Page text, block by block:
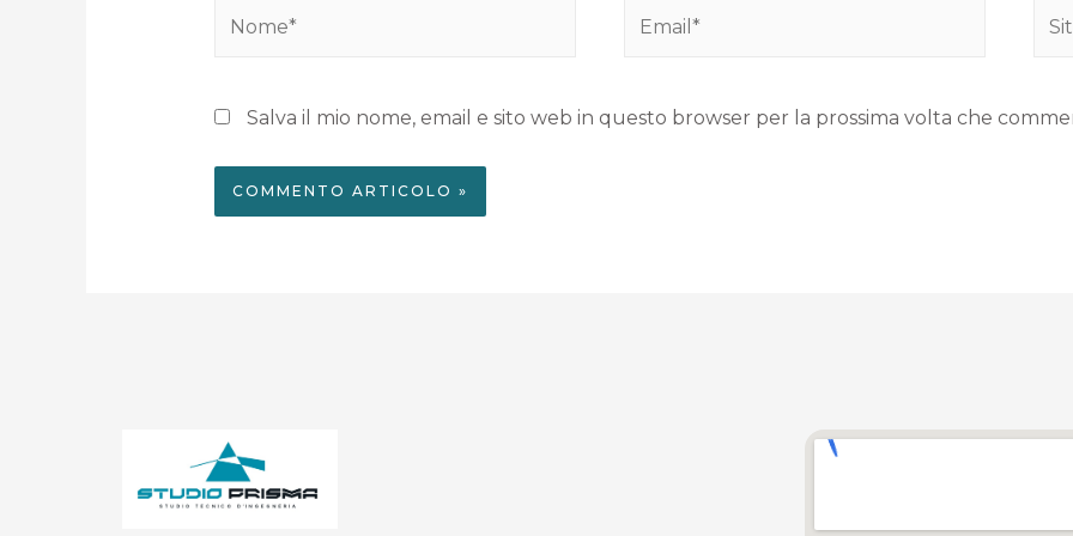
Salva il mio nome, email e sito web in questo browser per la prossima volta che